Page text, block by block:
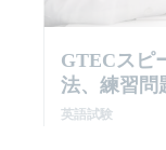
GTECスピ
法、練習問
英語試験